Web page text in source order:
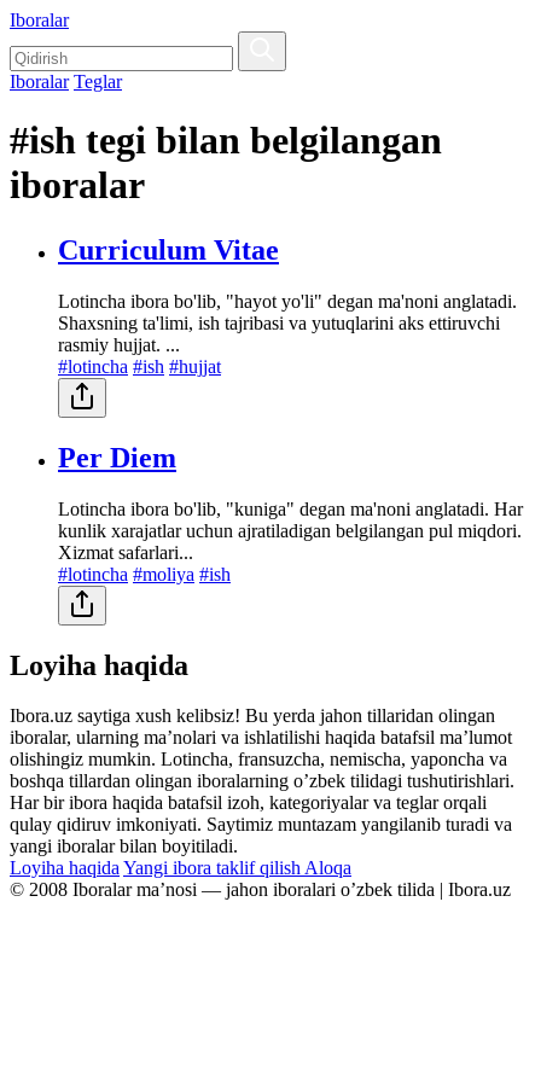
Iboralar
Iboralar Teglar
#ish tegi bilan belgilangan
iboralar
Curriculum Vitae
Lotincha ibora bo'lib, "hayot yo'li" degan ma'noni anglatadi.
Shaxsning ta'limi, ish tajribasi va yutuqlarini aks ettiruvchi
rasmiy hujjat. ...
#lotincha #ish #hujjat
Per Diem
Lotincha ibora bo'lib, "kuniga" degan ma'noni anglatadi. Har
kunlik xarajatlar uchun ajratiladigan belgilangan pul miqdori.
Xizmat safarlari...
#lotincha #moliya #ish
Loyiha haqida
Ibora.uz saytiga xush kelibsiz! Bu yerda jahon tillaridan olingan
iboralar, ularning maʼnolari va ishlatilishi haqida batafsil maʼlumot
olishingiz mumkin. Lotincha, fransuzcha, nemischa, yaponcha va
boshqa tillardan olingan iboralarning oʼzbek tilidagi tushutirishlari.
Har bir ibora haqida batafsil izoh, kategoriyalar va teglar orqali
qulay qidiruv imkoniyati. Saytimiz muntazam yangilanib turadi va
yangi iboralar bilan boyitiladi.
Loyiha haqidaYangi ibora taklif qilishAloqa
© 2008 Iboralar maʼnosi — jahon iboralari oʼzbek tilida | Ibora.uz